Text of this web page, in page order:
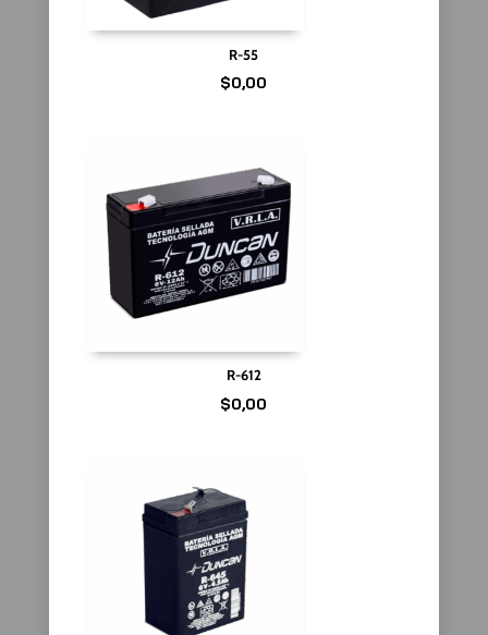
R-55
$0,00
R-612
$0,00